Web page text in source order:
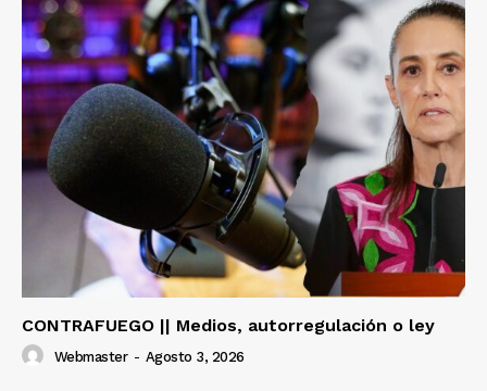
CONTRAFUEGO || Medios, autorregulación o ley
Webmaster - Agosto 3, 2026